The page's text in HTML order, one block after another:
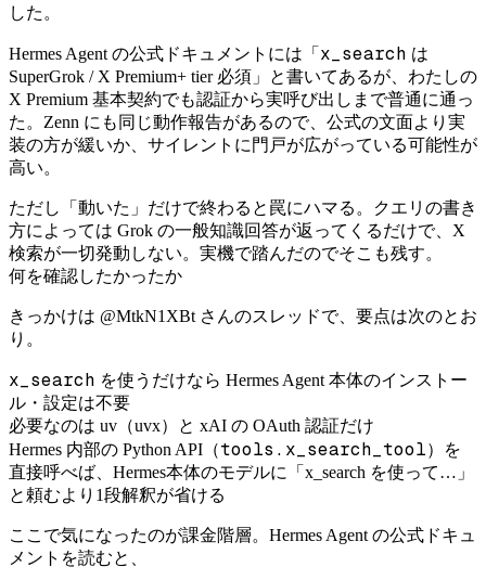
した。
Hermes Agent の公式ドキュメントには「 x_search は
SuperGrok / X Premium+ tier 必須」と書いてあるが、わたしの
X Premium 基本契約でも認証から実呼び出しまで普通に通っ
た。Zenn にも同じ動作報告があるので、公式の文面より実
装の方が緩いか、サイレントに門戸が広がっている可能性が
高い。
ただし「動いた」だけで終わると罠にハマる。クエリの書き
方によっては Grok の一般知識回答が返ってくるだけで、X
検索が一切発動しない。実機で踏んだのでそこも残す。
何を確認したかったか
きっかけは @MtkN1XBt さんのスレッドで、要点は次のとお
り。
x_search を使うだけなら Hermes Agent 本体のインストー
ル・設定は不要
必要なのは uv（uvx）と xAI の OAuth 認証だけ
Hermes 内部の Python API（tools.x_search_tool）を
直接呼べば、Hermes本体のモデルに「x_search を使って…」
と頼むより1段解釈が省ける
ここで気になったのが課金階層。Hermes Agent の公式ドキュ
メントを読むと、